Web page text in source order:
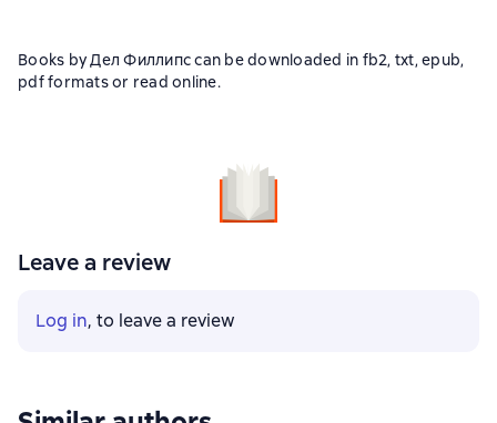
Books by Дел Филлипс can be downloaded in fb2, txt, epub,
pdf formats or read online.
Leave a review
Log in, to leave a review